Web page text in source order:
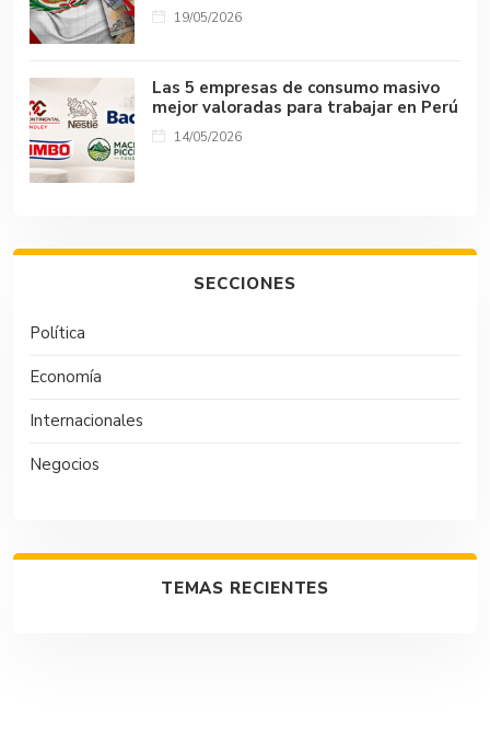
19/05/2026
Las 5 empresas de consumo masivo
mejor valoradas para trabajar en Perú
14/05/2026
SECCIONES
Política
Economía
Internacionales
Negocios
TEMAS RECIENTES